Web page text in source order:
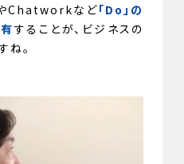
Chatworkなど「Do」の
することが、ビジネスの
ね。